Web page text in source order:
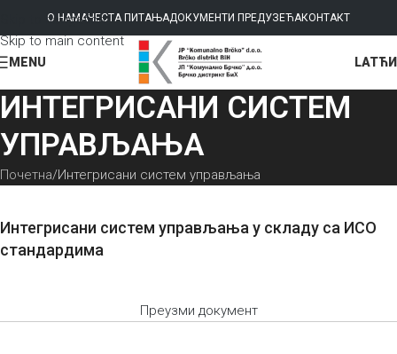
Skip to navigation
Skip to main content
О НАМАЧЕСТА ПИТАЊАДОКУМЕНТИ ПРЕДУЗЕЋАКОНТАКТ
MENU LAT
ИНТЕГРИСАНИ СИСТЕМ
УПРАВЉАЊА
Почетна Интегрисани систем управљања
Интегрисани систем управљања у складу са ИСО
стандардима
Преузми документ